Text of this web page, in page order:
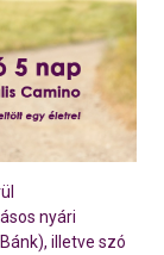
nyári
illetve szó